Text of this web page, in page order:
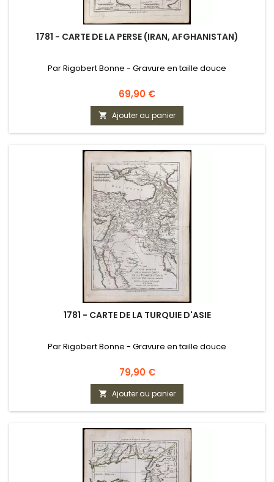
1781 - CARTE DE LA PERSE (IRAN, AFGHANISTAN)
Par Rigobert Bonne - Gravure en taille douce
Prix
69,90 €
 Ajouter au panier
1781 - CARTE DE LA TURQUIE D'ASIE
Par Rigobert Bonne - Gravure en taille douce
Prix
79,90 €
 Ajouter au panier